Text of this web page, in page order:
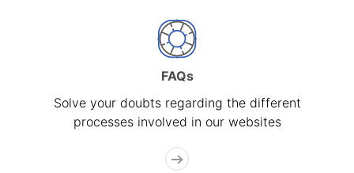
FAQs
Solve your doubts regarding the different
processes involved in our websites